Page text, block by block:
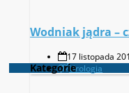
Wodniak jądra –
17 listopada
Urologia
Kategorie